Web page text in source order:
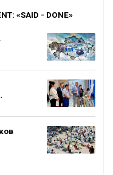
«SAID - DONE»